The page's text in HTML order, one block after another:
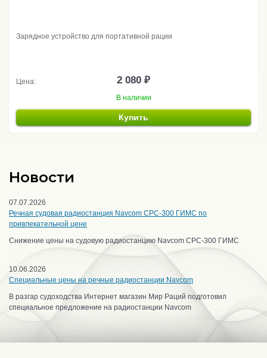
Зарядное устройство для портативной рации
Цена: 2 080 ₽
В наличии
Купить
Новости
07.07.2026
Речная судовая радиостанция Navcom CPC-300 ГИМС по
привлекательной цене
Снижение цены на судовую радиостанцию Navcom CPC-300 ГИМС
10.06.2026
Специальные цены на речные радиостанции Navcom
В разгар судоходства Интернет магазин Мир Раций подготовил
специальное предложение на радиостанции Navcom